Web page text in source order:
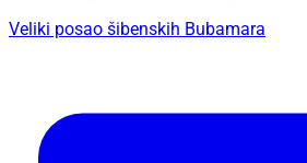
Veliki posao šibenskih Bubamara